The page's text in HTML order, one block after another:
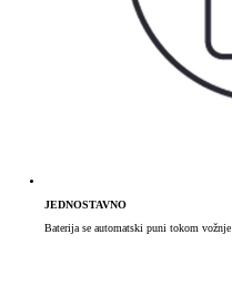
JEDNOSTAVNO
Baterija se automatski puni tokom vožnje